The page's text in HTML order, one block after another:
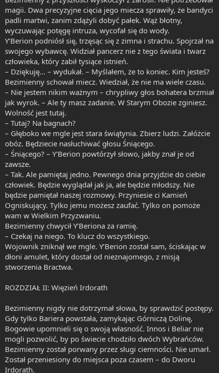
magii. Dwa precyzyjne cięcia jego miecza sprawiły, że bandyci
padli martwi, zanim zdążyli dobyć pałek. Wąż błotny,
wyczuwając potęgę intruza, wycofał się do wody.
Y’Berion podniósł się, trzęsąc się z zimna i strachu. Spojrzał na
swojego wybawcę. Widział pancerz nie z tego świata i twarz
człowieka, który zabił tysiące istnień.
– Dziękuję... – wydukał. – Myślałem, że to koniec. Kim jesteś?
Bezimienny schował miecz. Wiedział, że nie ma wiele czasu.
– Nie jestem nikim ważnym – chrypliwy głos bohatera brzmiał
jak wyrok. – Ale ty masz zadanie. W Starym Obozie zginiesz.
Wolność jest tutaj.
– Tutaj? Na bagnach?
– Głęboko we mgle jest stara świątynia. Zbierz ludzi. Załóżcie
obóz. Będziecie nasłuchiwać głosu Śniącego.
– Śniącego? – Y'Berion powtórzył słowo, jakby znał je od
zawsze.
– Tak. Ale pamiętaj jedno. Pewnego dnia przyjdzie do ciebie
człowiek. Będzie wyglądał jak ja, ale będzie młodszy. Nie
będzie pamiętał naszej rozmowy. Przyniesie ci Kamień
Ogniskujący. Tylko jemu możesz zaufać. Tylko on pomoże
wam w Wielkim Przyzwaniu.
Bezimienny chwycił Y’Beriona za ramię.
– Czekaj na niego. To klucz do wszystkiego.
Wojownik zniknął we mgle. Y’Berion został sam, ściskając w
dłoni amulet, który dostał od nieznajomego, z misją
stworzenia Bractwa.
ROZDZIAŁ II: Więzień Irdorath
Bezimienny nigdy nie dotrzymał słowa, by sprawdzić postępy.
Gdy tylko Bariera powstała, zamykając Górniczą Dolinę,
Bogowie upomnieli się o swoją własność. Innos i Beliar nie
mogli pozwolić, by po świecie chodziło dwóch Wybrańców.
Bezimienny został porwany przez sługi ciemności. Nie umarł.
Został przeniesiony do miejsca poza czasem – do Dworu
Irdorath.